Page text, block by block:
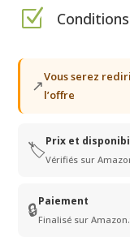
Z
↗Vous serez
l’offre
🏷️Prix et
Vérifiés sur
🔒Paiement
Finalisé sur